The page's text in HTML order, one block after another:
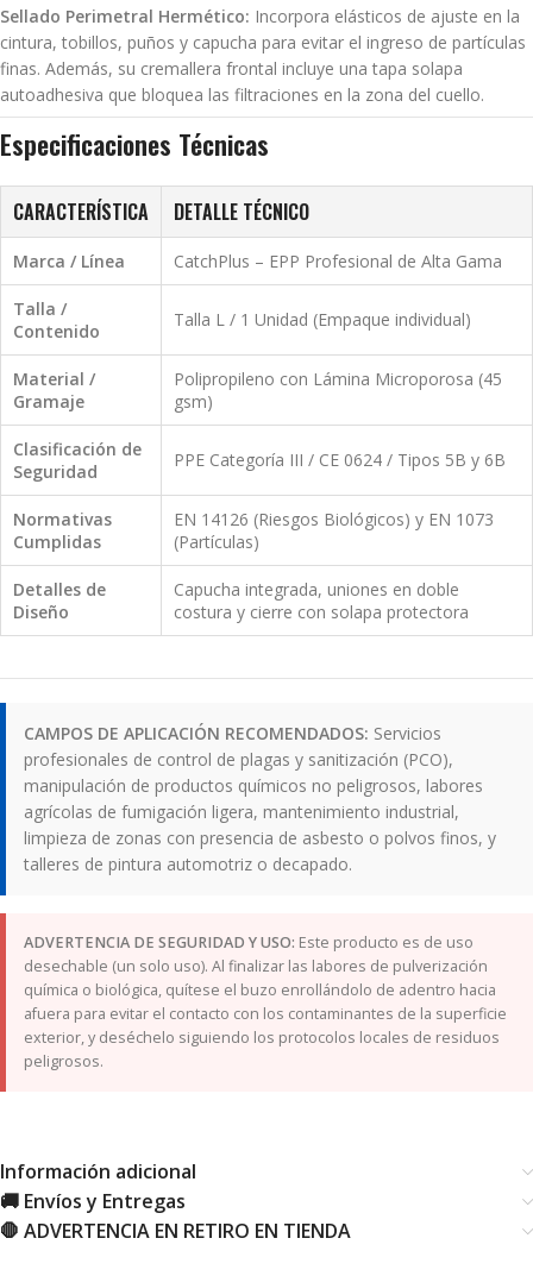
Sellado Perimetral Hermético: Incorpora elásticos de ajuste en la
cintura, tobillos, puños y capucha para evitar el ingreso de partículas
finas. Además, su cremallera frontal incluye una tapa solapa
autoadhesiva que bloquea las filtraciones en la zona del cuello.
Especificaciones Técnicas
CARACTERÍSTICA DETALLE TÉCNICO
Marca / Línea CatchPlus – EPP Profesional de Alta Gama
Talla /
Contenido
Talla L / 1 Unidad (Empaque individual)
Material /
Gramaje
Polipropileno con Lámina Microporosa (45
gsm)
Clasificación de
Seguridad
PPE Categoría III / CE 0624 / Tipos 5B y 6B
Normativas
Cumplidas
EN 14126 (Riesgos Biológicos) y EN 1073
(Partículas)
Detalles de
Diseño
Capucha integrada, uniones en doble
costura y cierre con solapa protectora
CAMPOS DE APLICACIÓN RECOMENDADOS: Servicios
profesionales de control de plagas y sanitización (PCO),
manipulación de productos químicos no peligrosos, labores
agrícolas de fumigación ligera, mantenimiento industrial,
limpieza de zonas con presencia de asbesto o polvos finos, y
talleres de pintura automotriz o decapado.
ADVERTENCIA DE SEGURIDAD Y USO: Este producto es de uso
desechable (un solo uso). Al finalizar las labores de pulverización
química o biológica, quítese el buzo enrollándolo de adentro hacia
afuera para evitar el contacto con los contaminantes de la superficie
exterior, y deséchelo siguiendo los protocolos locales de residuos
peligrosos.
Información adicional
🚚 Envíos y Entregas
🛑 ADVERTENCIA EN RETIRO EN TIENDA